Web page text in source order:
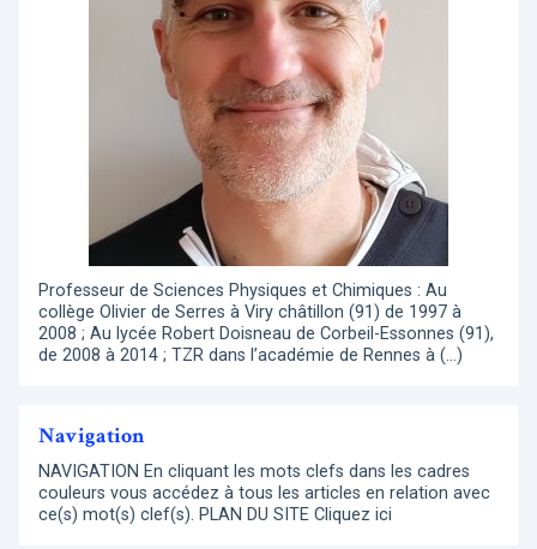
Professeur de Sciences Physiques et Chimiques : Au
collège Olivier de Serres à Viry châtillon (91) de 1997 à
2008 ; Au lycée Robert Doisneau de Corbeil-Essonnes (91),
de 2008 à 2014 ; TZR dans l’académie de Rennes à (…)
Navigation
NAVIGATION En cliquant les mots clefs dans les cadres
couleurs vous accédez à tous les articles en relation avec
ce(s) mot(s) clef(s). PLAN DU SITE Cliquez ici